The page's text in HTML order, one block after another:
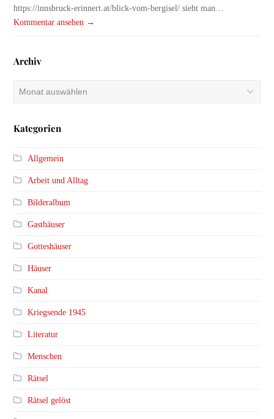
https://innsbruck-erinnert.at/blick-vom-bergisel/ sieht man…
Kommentar ansehen →
Archiv
Archiv
Kategorien
Allgemein
Arbeit und Alltag
Bilderalbum
Gasthäuser
Gotteshäuser
Häuser
Kanal
Kriegsende 1945
Literatur
Menschen
Rätsel
Rätsel gelöst